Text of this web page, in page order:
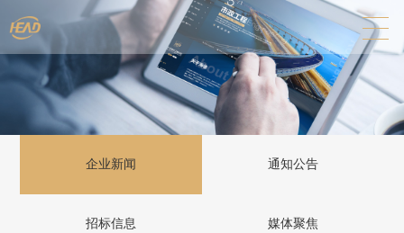
企业新闻 通知公告
招标信息 媒体聚焦